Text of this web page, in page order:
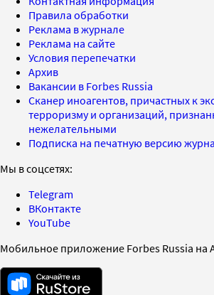
Правила обработки
Реклама в журнале
Реклама на сайте
Условия перепечатки
Архив
Вакансии в Forbes Russia
Сканер иноагентов, причастных к
терроризму и организаций,
нежелательными
Подписка на печатную версию
Мы в соцсетях:
Telegram
ВКонтакте
YouTube
Мобильное приложение Forbes Russia на